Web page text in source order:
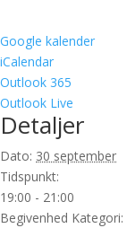
Google kalender
iCalendar
Outlook 365
Outlook Live
Detaljer
Dato: 30 september
Tidspunkt:
19:00 - 21:00
Begivenhed Kategori: